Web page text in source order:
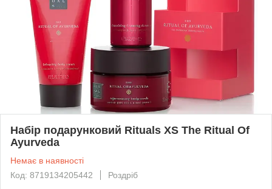
Набір подарунковий Rituals XS The Ritual Of
Ayurveda
Немає в наявності
Код: 8719134205442
Роздріб